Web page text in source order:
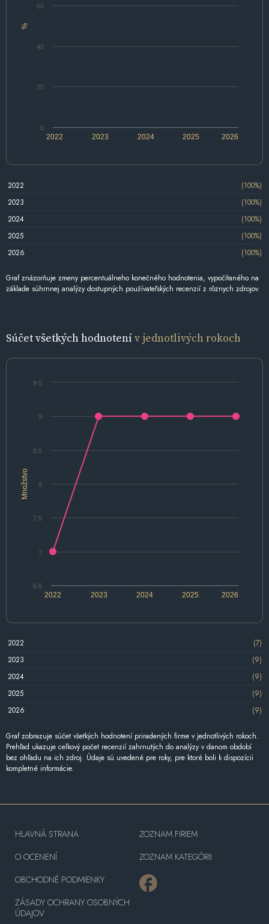
%
2022 2024 2026
2023 2025
0
20
40
60
2022
(100%)
2023
(100%)
2024
(100%)
2025
(100%)
2026
(100%)
Graf znázorňuje zmeny percentuálneho konečného hodnotenia, vypočítaného na
základe súhrnnej analýzy dostupných používateľských recenzií z rôznych zdrojov.
Súčet všetkých hodnotenív jednotlivých rokoch
Množstvo
2022 2024 2026
2023 2025
6.5
7
7.5
8
8.5
9
9.5
2022
(7)
2023
(9)
2024
(9)
2025
(9)
2026
(9)
Graf zobrazuje súčet všetkých hodnotení priradených firme v jednotlivých rokoch.
Prehľad ukazuje celkový počet recenzií zahrnutých do analýzy v danom období
bez ohľadu na ich zdroj. Údaje sú uvedené pre roky, pre ktoré boli k dispozícii
kompletné informácie.
HLAVNÁ STRANA
O OCENENÍ
OBCHODNÉ PODMIENKY
ZÁSADY OCHRANY OSOBNÝCH
ÚDAJOV
ZOZNAM FIRIEM
ZOZNAM KATEGÓRII